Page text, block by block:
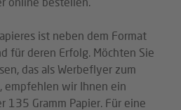
ist neben dem Format
für deren Erfolg. Möchten Sie
das als Werbeflyer zum
empfehlen wir Ihnen ein
135 Gramm Papier. Für eine